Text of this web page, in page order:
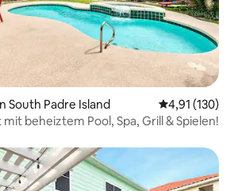
South Padre Island
4,91 (130)
beheiztem Pool, Spa, Grill & Spielen!